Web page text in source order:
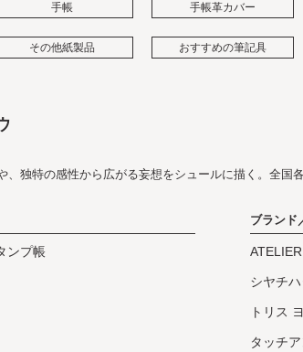
手帳 手帳革カバー
その他紙製品 おすすめの筆記具
、独特の感性から広がる妄想をシュールに描く。全国
ンプ帳
ブランド
シヤチハ
トリス
タッチ